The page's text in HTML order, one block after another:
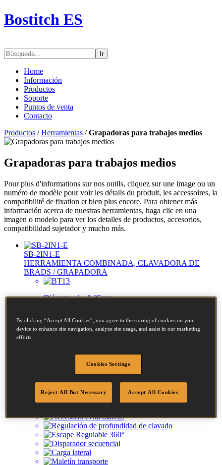
Bostitch ES
Ir
Home
Información
Productos
Soporte
Puntos de venta
Contacto
Productos /Herramientas /Grapadoras para trabajos medios
Grapadoras para trabajos medios
Pour plus d'informations sur nos outils, cliquez sur une image ou un
numéro de modèle pour voir les détails du produit, les accessoires, la
compatibilité de fixation et bien plus encore. Para obtener más
información acerca de nuestras herramientas, haga clic en una
imagen o modelo para ver los detalles de productos, accesorios,
compatibilidad sujetador y mucho más.
SB-2IN1-E
HERRAMIENTA COMBINADA, CLAVADORA DE
BRADS / GRAPADORA
Diámetro:1 - 1.25mm
5.6 - 5.6mm
Largo:15 - 35mm
By clicking “Accept All Cookies”, you agree to the storing of cookies on your
device to enhance site navigation, analyze site usage, and assist in our marketing
efforts.
Cookies Settings
Reject All But Necessary Accept All Cookies